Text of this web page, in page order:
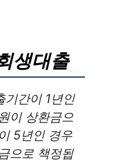
생대출
간이 1년인
이 상환금으
5년인 경우
으로 책정됩